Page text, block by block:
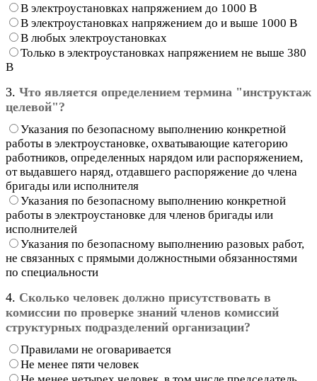
В электроустановках напряжением до 1000 В
В электроустановках напряжением до и выше 1000 В
В любых электроустановках
Только в электроустановках напряжением не выше 380
В
3. Что является определением термина "инструктаж
целевой"?
Указания по безопасному выполнению конкретной
работы в электроустановке, охватывающие категорию
работников, определенных нарядом или распоряжением,
от выдавшего наряд, отдавшего распоряжение до члена
бригады или исполнителя
Указания по безопасному выполнению конкретной
работы в электроустановке для членов бригады или
исполнителей
Указания по безопасному выполнению разовых работ,
не связанных с прямыми должностными обязанностями
по специальности
4. Сколько человек должно присутствовать в
комиссии по проверке знаний членов комиссий
структурных подразделений организации?
Правилами не оговаривается
Не менее пяти человек